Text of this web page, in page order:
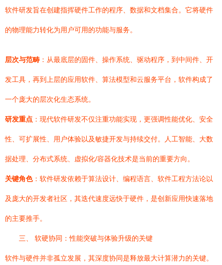
软件研发旨在创建指挥硬件工作的程序、数据和文档集合。它将硬件
的物理能力转化为用户可用的功能与服务。
层次与范畴：从最底层的固件、操作系统、驱动程序，到中间件、开
发工具，再到上层的应用软件、算法模型和云服务平台，软件构成了
一个庞大的层次化生态系统。
研发重点 ：现代软件研发不仅注重功能实现，更强调性能优化、安全
性、可扩展性、用户体验以及敏捷开发与持续交付。人工智能、大数
据处理、分布式系统、虚拟化/容器化技术是当前的重要方向。
关键角色：软件研发依赖于算法设计、编程语言、软件工程方法论以
及庞大的开发者社区，其迭代速度远快于硬件，是创新应用快速落地
的主要推手。
三、 软硬协同：性能突破与体验升级的关键
软件与硬件并非孤立发展，其深度协同是释放最大计算潜力的关键。